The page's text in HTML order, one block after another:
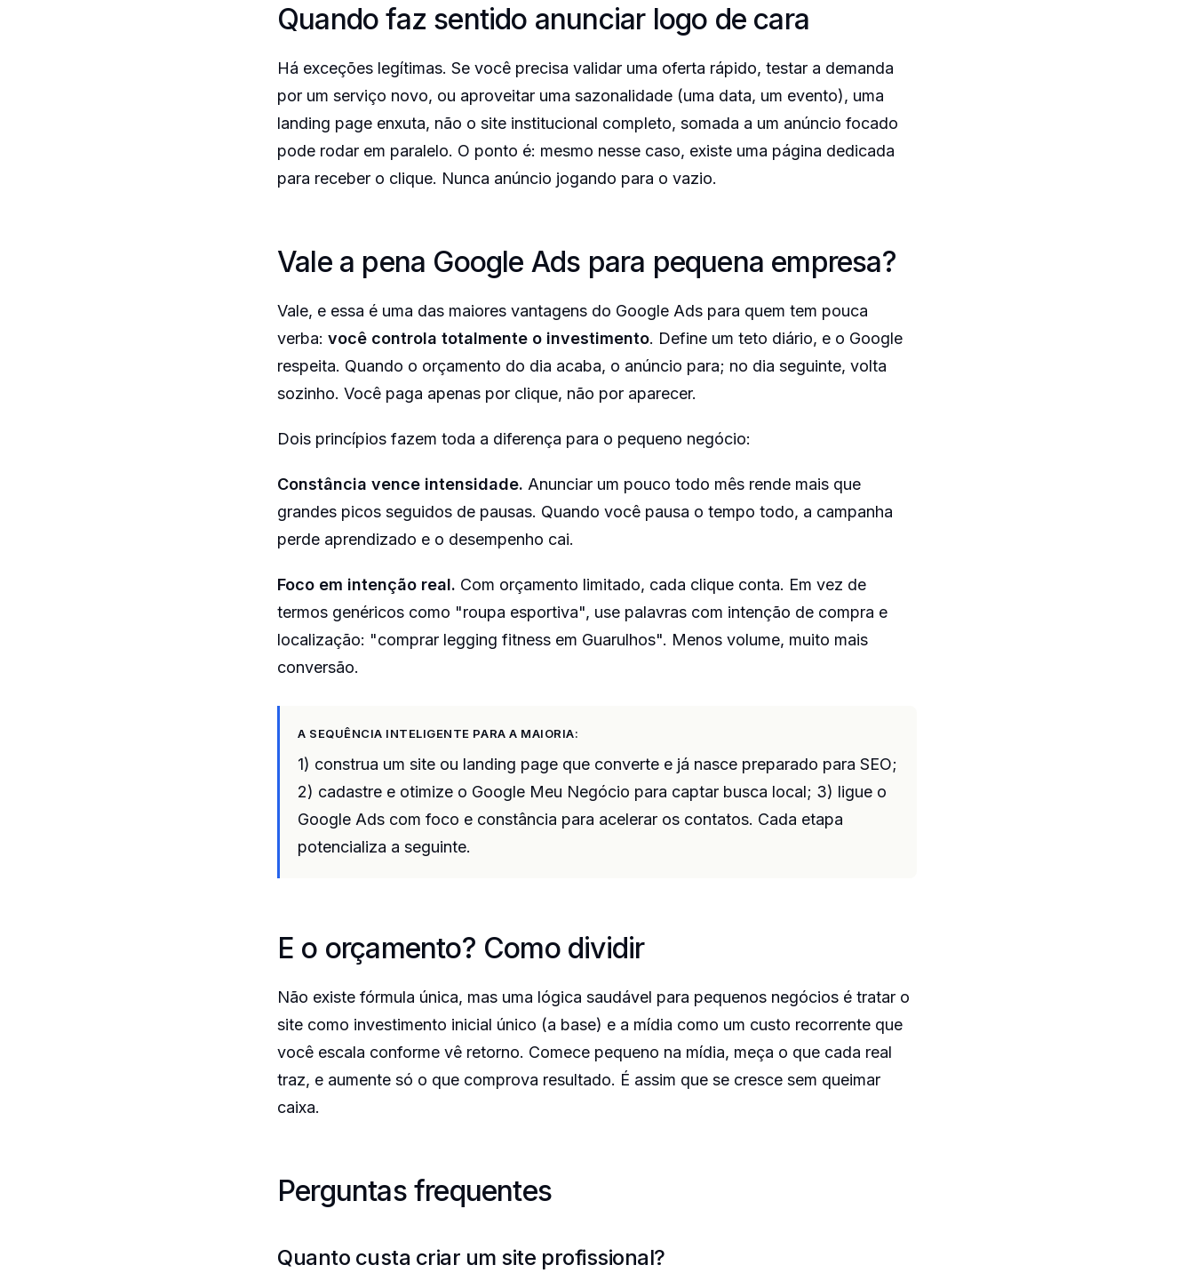
Quando faz sentido anunciar logo de cara
Há exceções legítimas. Se você precisa validar uma oferta rápido, testar a demanda
por um serviço novo, ou aproveitar uma sazonalidade (uma data, um evento), uma
landing page enxuta, não o site institucional completo, somada a um anúncio focado
pode rodar em paralelo. O ponto é: mesmo nesse caso, existe uma página dedicada
para receber o clique. Nunca anúncio jogando para o vazio.
Vale a pena Google Ads para pequena empresa?
Vale, e essa é uma das maiores vantagens do Google Ads para quem tem pouca
verba: você controla totalmente o investimento. Define um teto diário, e o Google
respeita. Quando o orçamento do dia acaba, o anúncio para; no dia seguinte, volta
sozinho. Você paga apenas por clique, não por aparecer.
Dois princípios fazem toda a diferença para o pequeno negócio:
Constância vence intensidade. Anunciar um pouco todo mês rende mais que
grandes picos seguidos de pausas. Quando você pausa o tempo todo, a campanha
perde aprendizado e o desempenho cai.
Foco em intenção real. Com orçamento limitado, cada clique conta. Em vez de
termos genéricos como "roupa esportiva", use palavras com intenção de compra e
localização: "comprar legging fitness em Guarulhos". Menos volume, muito mais
conversão.
A SEQUÊNCIA INTELIGENTE PARA A MAIORIA:
1) construa um site ou landing page que converte e já nasce preparado para SEO;
2) cadastre e otimize o Google Meu Negócio para captar busca local; 3) ligue o
Google Ads com foco e constância para acelerar os contatos. Cada etapa
potencializa a seguinte.
E o orçamento? Como dividir
Não existe fórmula única, mas uma lógica saudável para pequenos negócios é tratar o
site como investimento inicial único (a base) e a mídia como um custo recorrente que
você escala conforme vê retorno. Comece pequeno na mídia, meça o que cada real
traz, e aumente só o que comprova resultado. É assim que se cresce sem queimar
caixa.
Perguntas frequentes
Quanto custa criar um site profissional?